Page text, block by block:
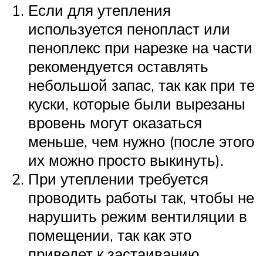
Если для утепления
используется пенопласт или
пеноплекс при нарезке на части
рекомендуется оставлять
небольшой запас, так как при те
куски, которые были вырезаны
вровень могут оказаться
меньше, чем нужно (после этого
их можно просто выкинуть).
При утеплении требуется
проводить работы так, чтобы не
нарушить режим вентиляции в
помещении, так как это